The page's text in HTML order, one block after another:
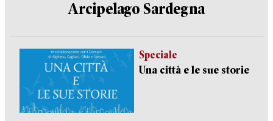
Arcipelago Sardegna
Speciale
Una città e le sue storie